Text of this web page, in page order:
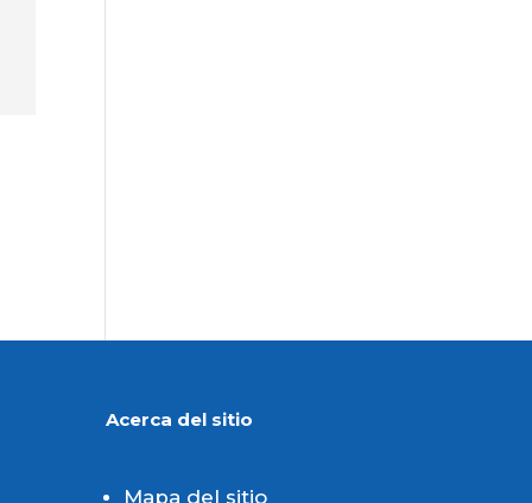
Acerca del sitio
Mapa del sitio